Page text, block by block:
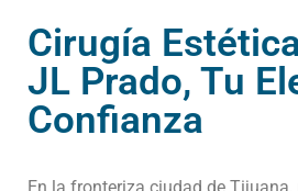
Cirugía
JL Prado, Tu
Confianza